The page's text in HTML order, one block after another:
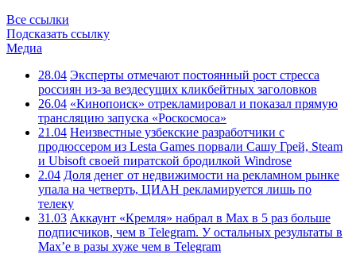
Все ссылки
Подсказать ссылку
Медиа
28.04 Эксперты отмечают постоянный рост стресса
россиян из-за вездесущих кликбейтных заголовков
26.04 «Кинопоиск» отрекламировал и показал прямую
трансляцию запуска «Роскосмоса»
21.04 Неизвестные узбекские разработчики с
продюссером из Lesta Games порвали Сашу Грей, Steam
и Ubisoft своей пиратской бродилкой Windrose
2.04 Доля денег от недвижимости на рекламном рынке
упала на четверть, ЦИАН рекламируется лишь по
телеку
31.03 Аккаунт «Кремля» набрал в Max в 5 раз больше
подписчиков, чем в Telegram. У остальных результаты в
Max’е в разы хуже чем в Telegram